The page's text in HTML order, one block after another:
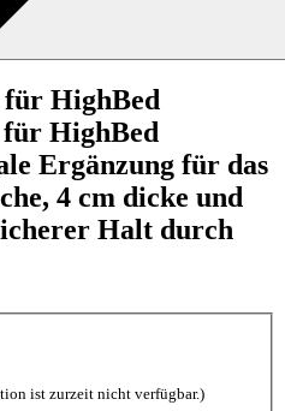
HighBed
HighBed
Ergänzung für das
4 cm dicke und
Halt durch
ist zurzeit nicht verfügbar.)